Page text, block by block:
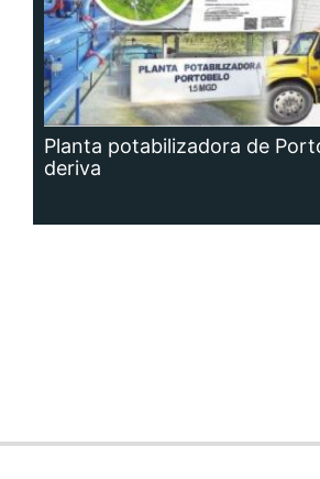
Planta potabilizadora de
deriva